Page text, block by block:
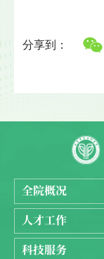
分享到：
全院概况
人才工作
科技服务